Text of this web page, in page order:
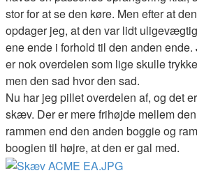
stor for at se den køre. Men efter at
opdager jeg, at den var lidt
ene ende i forhold til den anden
er nok overdelen som lige skulle
men den sad hvor den sad.
Nu har jeg pillet overdelen af, og det
skæv. Der er mere frihøjde mellem
rammen end den anden boggie og
boogien til højre, at den er gal med.